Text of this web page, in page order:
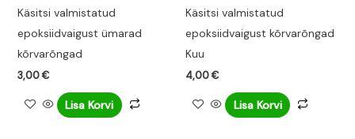
Käsitsi valmistatud
epoksiidvaigust ümarad
kõrvarõngad
3,00€
Lisa Korvi
Käsitsi valmistatud
epoksiidvaigust kõrvarõngad
Kuu
4,00€
Lisa Korvi